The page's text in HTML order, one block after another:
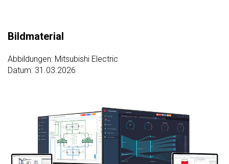
Bildmaterial
Abbildungen: Mitsubishi Electric
Datum: 31.03.2026